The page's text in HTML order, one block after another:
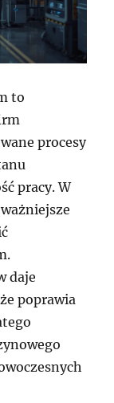
to
procesy
pracy. W
daje
poprawia